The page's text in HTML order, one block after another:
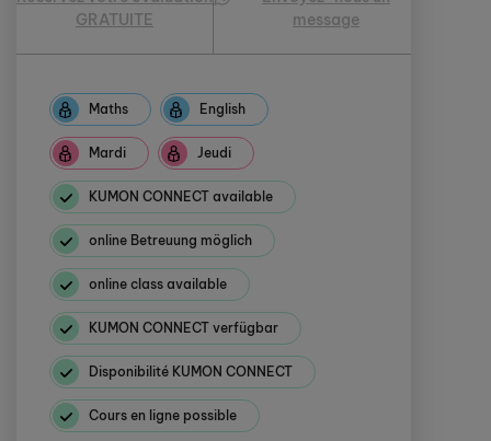
GRATUITE
message
Maths English
Mardi Jeudi
KUMON CONNECT available
online Betreuung möglich
online class available
KUMON CONNECT verfügbar
Disponibilité KUMON CONNECT
Cours en ligne possible